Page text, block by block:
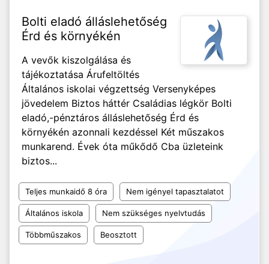
Bolti eladó álláslehetőség
Érd és környékén
A vevők kiszolgálása és
tájékoztatása Árufeltöltés
Általános iskolai végzettség Versenyképes
jövedelem Biztos háttér Családias légkör Bolti
eladó,-pénztáros álláslehetőség Érd és
környékén azonnali kezdéssel Két műszakos
munkarend. Évek óta műkődő Cba üzleteink
biztos...
Teljes munkaidő 8 óra Nem igényel tapasztalatot
Általános iskola Nem szükséges nyelvtudás
Többműszakos Beosztott